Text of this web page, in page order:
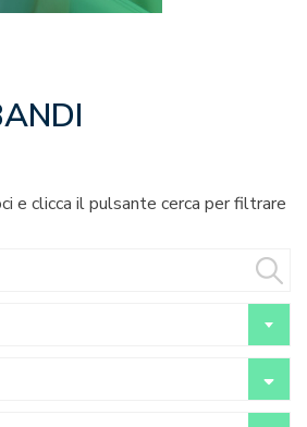
e clicca il pulsante cerca per filtrare